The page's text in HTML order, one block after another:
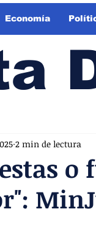
Economía
o
2 min de lectura